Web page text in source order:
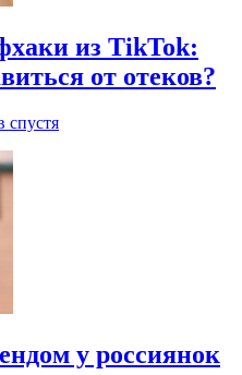
из TikTok:
от отеков?
спустя
у россиянок